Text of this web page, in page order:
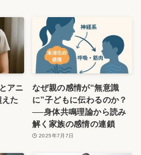
アニ
た
なぜ親の感情が“無意識
に”子どもに伝わるのか？
──身体共鳴理論から読み
解く家族の感情の連鎖
2025年7月7日